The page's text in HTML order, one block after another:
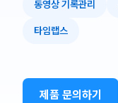
동영상 기록관리
타임랩스
제품 문의하기